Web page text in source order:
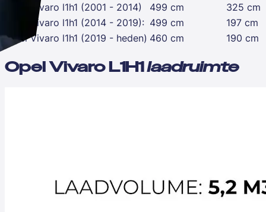
Opel Vivaro l1h1 (2001 - 2014)
499 cm
325 cm
Opel Vivaro l1h1 (2014 - 2019): 499 cm
197 cm
Opel Vivaro l1h1 (2019 - heden) 460 cm 190 cm
Opel Vivaro L1H1laadruimte